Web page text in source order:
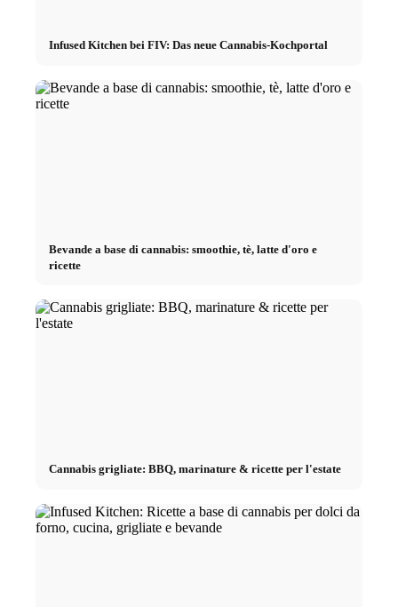
Infused Kitchen bei FIV: Das neue Cannabis-Kochportal
Bevande a base di cannabis: smoothie, tè, latte d'oro e
ricette
Cannabis grigliate: BBQ, marinature & ricette per l'estate